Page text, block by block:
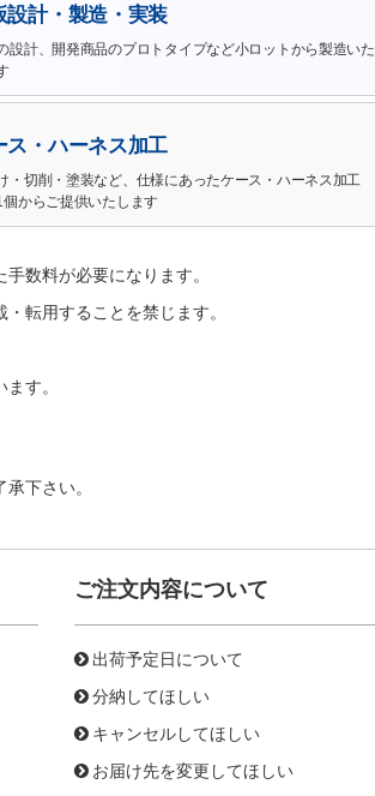
設計・製造・実装
設計、開発商品のプロトタイプなど小ロットから製造いた
ス・ハーネス加工
・切削・塗装など、仕様にあったケース・ハーネス加工
個からご提供いたします
数料が必要になります。
転用することを禁じます。
す。
下さい。
ご注文内容について
出荷予定日について
分納してほしい
キャンセルしてほしい
お届け先を変更してほしい